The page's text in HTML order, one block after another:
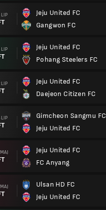
LIP
Jeju United FC
Gangwon FC
Jeju United FC
Pohang Steelers FC
LIP
Jeju United FC
Daejeon Citizen FC
Gimcheon Sangmu FC
Jeju United FC
Jeju United FC
FC Anyang
Ulsan HD FC
Jeju United FC